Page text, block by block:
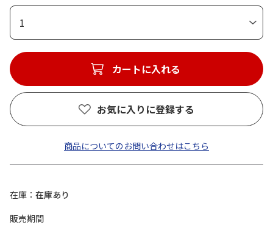
1
カートに入れる
お気に入りに登録する
商品についてのお問い合わせはこちら
在庫
在庫あり
販売期間